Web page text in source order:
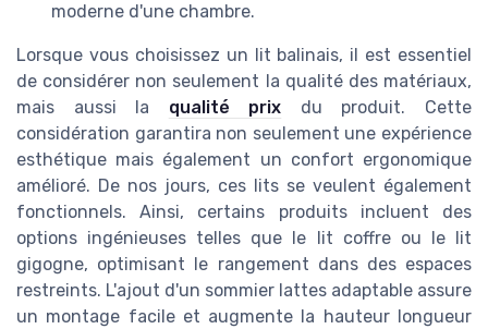
moderne d'une chambre.
Lorsque vous choisissez un lit balinais, il est essentiel
de considérer non seulement la qualité des matériaux,
mais aussi la qualité prix du produit. Cette
considération garantira non seulement une expérience
esthétique mais également un confort ergonomique
amélioré. De nos jours, ces lits se veulent également
fonctionnels. Ainsi, certains produits incluent des
options ingénieuses telles que le lit coffre ou le lit
gigogne, optimisant le rangement dans des espaces
restreints. L'ajout d'un sommier lattes adaptable assure
un montage facile et augmente la hauteur longueur